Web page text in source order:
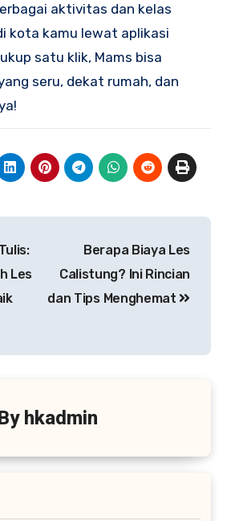
aktivitas dan kelas
kota kamu lewat aplikasi
satu klik, Mams bisa
seru, dekat rumah, dan
Les
Berapa Biaya Les
Calistung? Ini Rincian
dan Tips Menghemat
hkadmin